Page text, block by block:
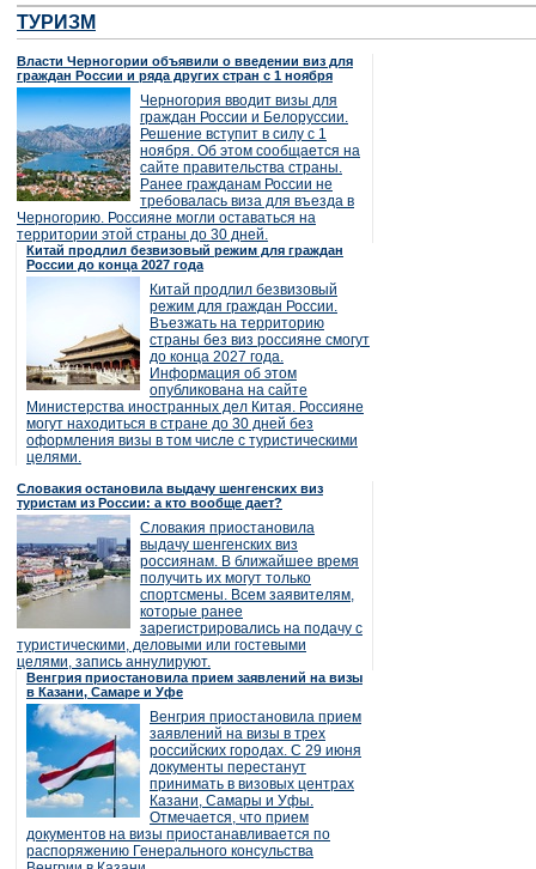
ТУРИЗМ
Власти Черногории объявили о введении виз для
граждан России и ряда других стран с 1 ноября
Черногория вводит визы для
граждан России и Белоруссии.
Решение вступит в силу с 1
ноября. Об этом сообщается на
сайте правительства страны.
Ранее гражданам России не
требовалась виза для въезда в
Черногорию. Россияне могли оставаться на
территории этой страны до 30 дней.
Китай продлил безвизовый режим для граждан
России до конца 2027 года
Китай продлил безвизовый
режим для граждан России.
Въезжать на территорию
страны без виз россияне смогут
до конца 2027 года.
Информация об этом
опубликована на сайте
Министерства иностранных дел Китая. Россияне
могут находиться в стране до 30 дней без
оформления визы в том числе с туристическими
целями.
Словакия остановила выдачу шенгенских виз
туристам из России: а кто вообще дает?
Словакия приостановила
выдачу шенгенских виз
россиянам. В ближайшее время
получить их могут только
спортсмены. Всем заявителям,
которые ранее
зарегистрировались на подачу с
туристическими, деловыми или гостевыми
целями, запись аннулируют.
Венгрия приостановила прием заявлений на визы
в Казани, Самаре и Уфе
Венгрия приостановила прием
заявлений на визы в трех
российских городах. С 29 июня
документы перестанут
принимать в визовых центрах
Казани, Самары и Уфы.
Отмечается, что прием
документов на визы приостанавливается по
распоряжению Генерального консульства